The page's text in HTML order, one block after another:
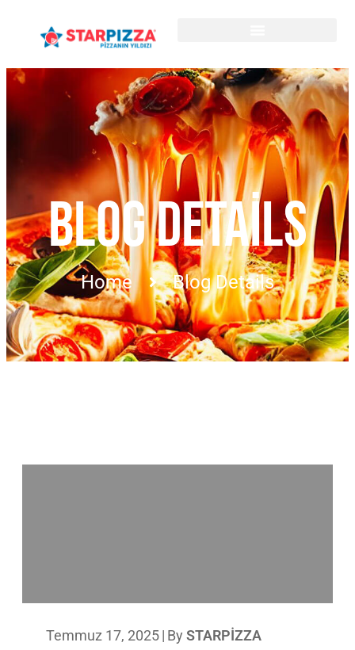
BLOG DETAILS
Home Blog Details
Temmuz 17, 2025| By STARPIZZA